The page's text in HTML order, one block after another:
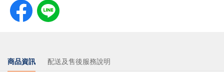
商品資訊 配送及售後服務說明